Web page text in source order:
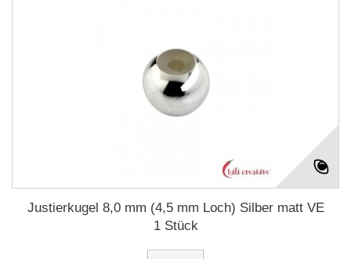
Justierkugel 8,0 mm (4,5 mm Loch) Silber matt VE
1 Stück